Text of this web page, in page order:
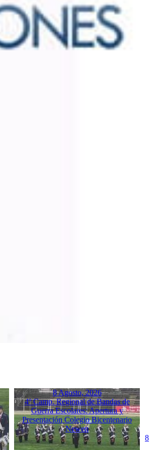
8 Agosto, 2026
4º Camp. Regional de Bandas de
Guerra Escolares: Apertura y
Presentación Colegio Bicentenario
Newen
8